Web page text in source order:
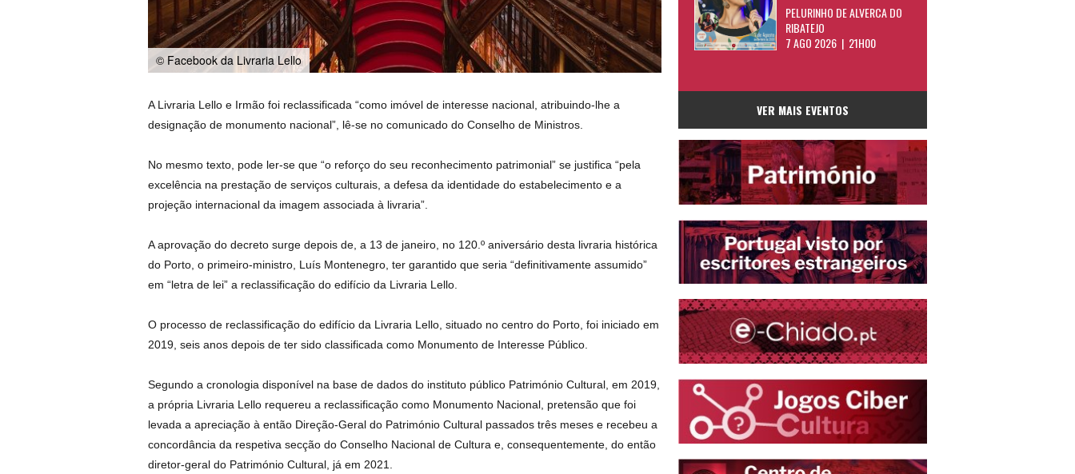
© Facebook da Livraria Lello
A Livraria Lello e Irmão foi reclassificada “como imóvel de interesse nacional, atribuindo-lhe a
designação de monumento nacional”, lê-se no comunicado do Conselho de Ministros.
No mesmo texto, pode ler-se que “o reforço do seu reconhecimento patrimonial” se justifica “pela
excelência na prestação de serviços culturais, a defesa da identidade do estabelecimento e a
projeção internacional da imagem associada à livraria”.
A aprovação do decreto surge depois de, a 13 de janeiro, no 120.º aniversário desta livraria histórica
do Porto, o primeiro-ministro, Luís Montenegro, ter garantido que seria “definitivamente assumido”
em “letra de lei” a reclassificação do edifício da Livraria Lello.
O processo de reclassificação do edifício da Livraria Lello, situado no centro do Porto, foi iniciado em
2019, seis anos depois de ter sido classificada como Monumento de Interesse Público.
Segundo a cronologia disponível na base de dados do instituto público Património Cultural, em 2019,
a própria Livraria Lello requereu a reclassificação como Monumento Nacional, pretensão que foi
levada a apreciação à então Direção-Geral do Património Cultural passados três meses e recebeu a
concordância da respetiva secção do Conselho Nacional de Cultura e, consequentemente, do então
diretor-geral do Património Cultural, já em 2021.
PELURINHO DE ALVERCA DO
RIBATEJO
7 AGO 2026 | 21H00
VER MAIS EVENTOS